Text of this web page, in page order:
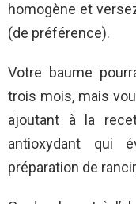
homogène et
(de préférence).
Votre baume
trois mois, mais
ajoutant à la
antioxydant qui
préparation de